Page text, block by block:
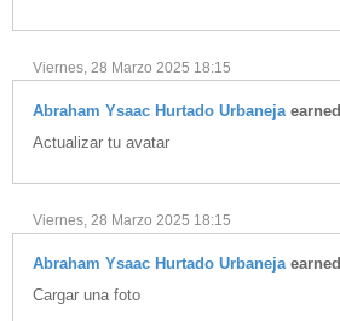
Viernes, 28 Marzo 2025 18:15
Abraham Ysaac Hurtado Urbanejaearned
Actualizar tu avatar
Viernes, 28 Marzo 2025 18:15
Abraham Ysaac Hurtado Urbanejaearned
Cargar una foto